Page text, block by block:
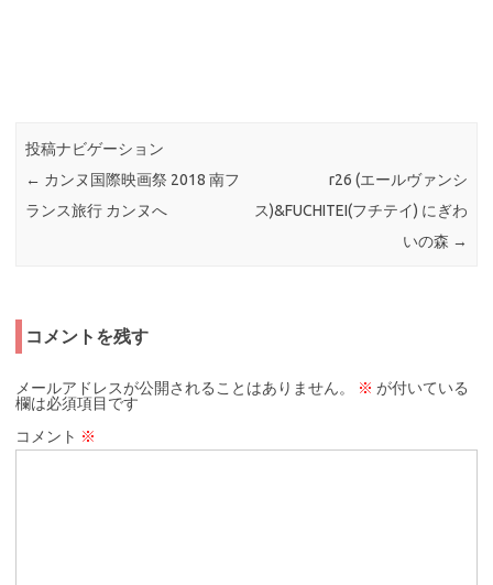
投稿ナビゲーション
← カンヌ国際映画祭 2018 南フ
ランス旅行 カンヌへ
r26 (エールヴァンシ
ス)&FUCHITEI(フチテイ) にぎわ
いの森 →
コメントを残す
メールアドレスが公開されることはありません。 ※ が付いている
欄は必須項目です
コメント ※